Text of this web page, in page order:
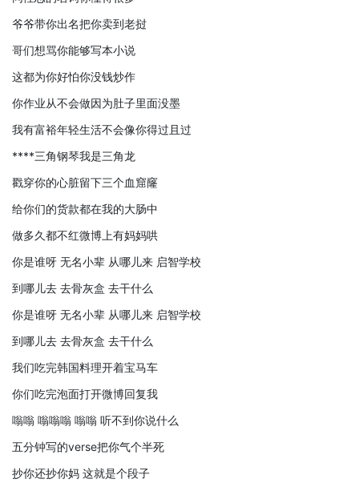
爷爷带你出名把你卖到老挝
哥们想骂你能够写本小说
这都为你好怕你没钱炒作
你作业从不会做因为肚子里面没墨
我有富裕年轻生活不会像你得过且过
****三角钢琴我是三角龙
戳穿你的心脏留下三个血窟窿
给你们的货款都在我的大肠中
做多久都不红微博上有妈妈哄
你是谁呀 无名小辈 从哪儿来 启智学校
到哪儿去 去骨灰盒 去干什么
你是谁呀 无名小辈 从哪儿来 启智学校
到哪儿去 去骨灰盒 去干什么
我们吃完韩国料理开着宝马车
你们吃完泡面打开微博回复我
嗡嗡 嗡嗡嗡 嗡嗡 听不到你说什么
五分钟写的verse把你气个半死
抄你还抄你妈 这就是个段子